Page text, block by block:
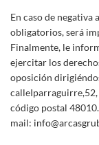
En caso de
obligatorios, será
Finalmente, le
ejercitar los
oposición
código postal
mail: